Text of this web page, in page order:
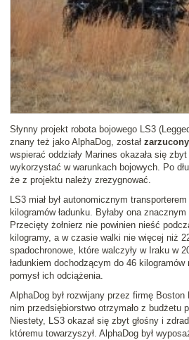
Słynny projekt robota bojowego LS3
znany też jako AlphaDog, został zarzucony
wspierać oddziały Marines okazała się
wykorzystać w warunkach bojowych. Po
że z projektu należy zrezygnować.
LS3 miał był autonomicznym
kilogramów ładunku. Byłaby ona
Przecięty żołnierz nie powinien nieść
kilogramy, a w czasie walki nie więcej niż
spadochronowe, które walczyły w Iraku w
ładunkiem dochodzącym do 46 kilogramów
pomysł ich odciążenia.
AlphaDog był rozwijany przez firmę
nim przedsiębiorstwo otrzymało z budżetu
Niestety, LS3 okazał się zbyt głośny i
któremu towarzyszył. AlphaDog był